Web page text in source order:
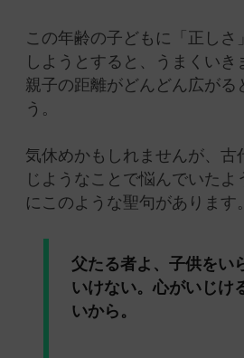
この年齢の子どもに「正しさ
しようとすると、うまくいき
親子の距離がどんどん広がる
う。
気休めかもしれませんが、古
じようなことで悩んでいたよ
にこのような聖句があります。
父たる者よ、子供をい
いけない。心がいじけ
いから。